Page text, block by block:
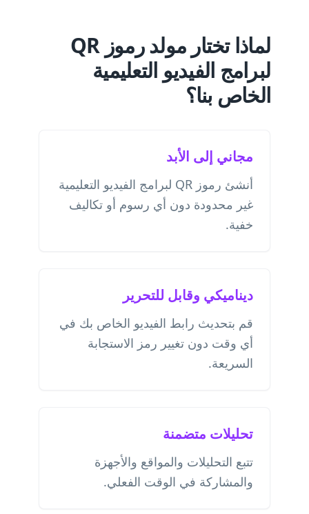
لماذا تختار مولد رموز QR
لبرامج الفيديو التعليمية
الخاص بنا؟
مجاني إلى الأبد
أنشئ رموز QR لبرامج الفيديو التعليمية
غير محدودة دون أي رسوم أو تكاليف
خفية.
ديناميكي وقابل للتحرير
قم بتحديث رابط الفيديو الخاص بك في
أي وقت دون تغيير رمز الاستجابة
السريعة.
تحليلات متضمنة
تتبع التحليلات والمواقع والأجهزة
والمشاركة في الوقت الفعلي.